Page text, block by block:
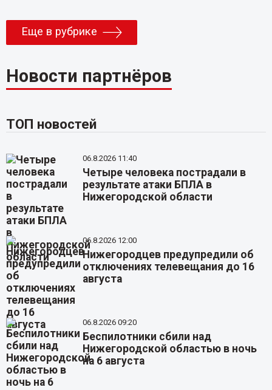
Еще в рубрике
Новости партнёров
ТОП новостей
06.8.2026 11:40
Четыре человека пострадали в
результате атаки БПЛА в
Нижегородской области
06.8.2026 12:00
Нижегородцев предупредили об
отключениях телевещания до 16
августа
06.8.2026 09:20
Беспилотники сбили над
Нижегородской областью в ночь
на 6 августа